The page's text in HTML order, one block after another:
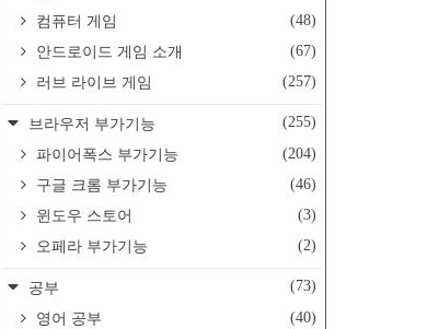
컴퓨터 게임
(48)
안드로이드 게임 소개
(67)
러브 라이브 게임
(257)
브라우저 부가기능
(255)
파이어폭스 부가기능
(204)
구글 크롬 부가기능
(46)
윈도우 스토어
(3)
오페라 부가기능
(2)
공부
(73)
영어 공부
(40)